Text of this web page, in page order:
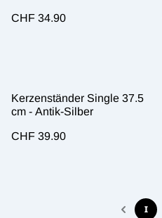
CHF 34.90
Kerzenständer Single 37.5
cm - Antik-Silber
CHF 39.90
1